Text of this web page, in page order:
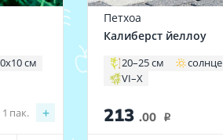
см
+
1 пак.
Петхоа
Калиберст йеллоу
20–25 см солнце
VI–X
213 .00 i